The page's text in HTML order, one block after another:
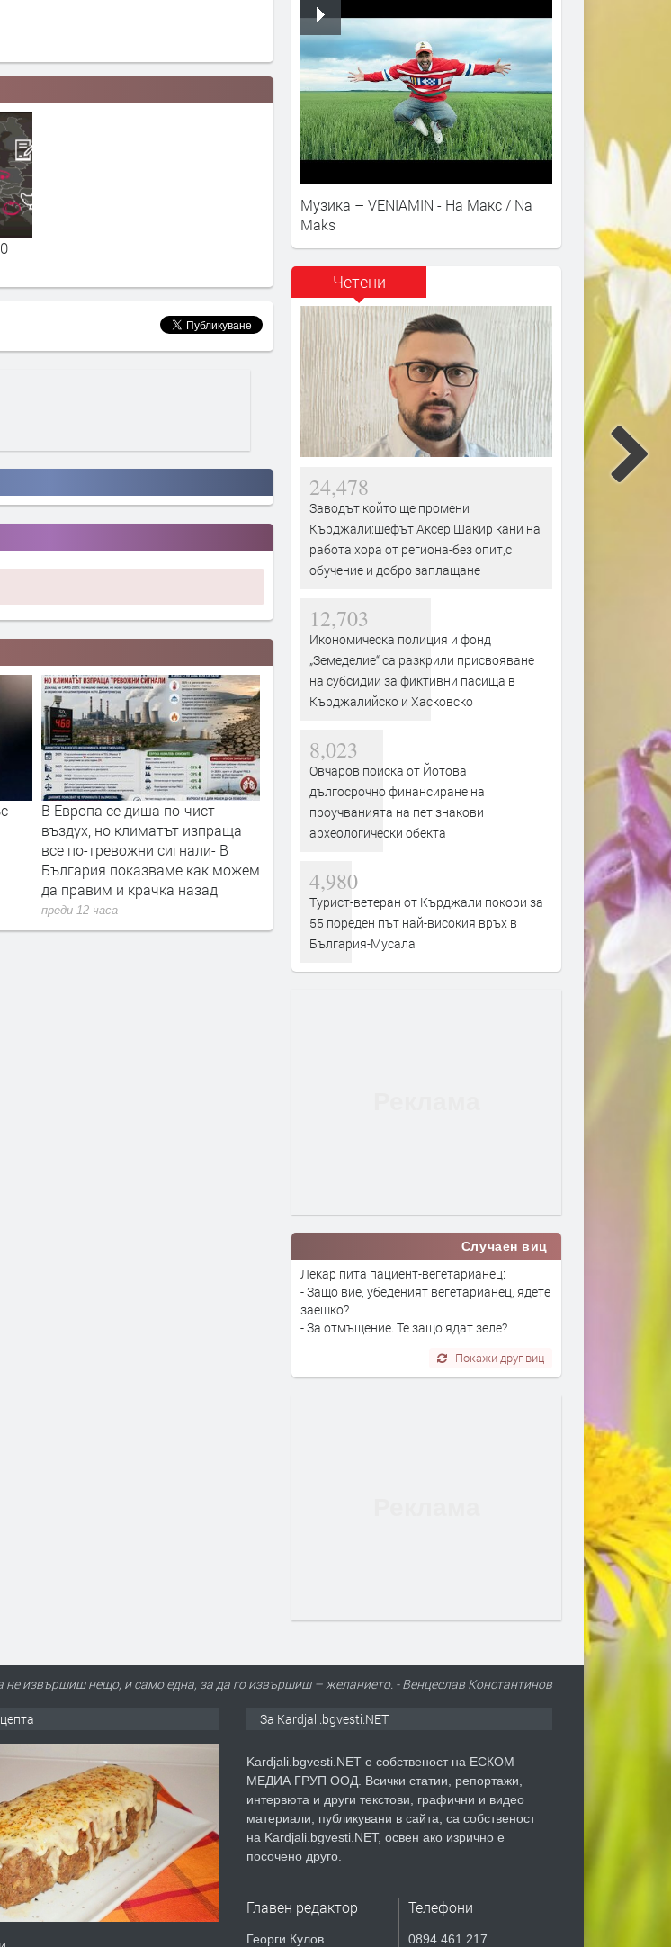
В Европа се диша по-чист
въздух, но климатът изпраща
все по-тревожни сигнали- В
България показваме как можем
да правим и крачка назад
преди 12 часа
Турция взима 33% от
проучванията за нефт и газ в
море. Какво значи това
преди 12 часа
Първите бели щъркели
Музика – VENIAMIN - На Макс / Na
Maks
Четени
24,478
Заводът който ще промени
Кърджали:шефът Аксер Шакир кани на
работа хора от региона-без опит,с
обучение и добро заплащане
12,703
Икономическа полиция и фонд
„Земеделие“ са разкрили присвояване
на субсидии за фиктивни пасища в
Кърджалийско и Хасковско
8,023
Овчаров поиска от Йотова
дългосрочно финансиране на
проучванията на пет знакови
археологически обекта
4,980
Турист-ветеран от Кърджали покори за
55 пореден път най-високия връх в
България-Мусала
Случаен виц
Лекар пита пациент-вегетарианец:
- Защо вие, убеденият вегетарианец, ядете
заешко?
- За отмъщение. Те защо ядат зеле?
Покажи друг виц
не извършиш нещо, и само една, за да го извършиш – желанието. - Венцеслав Константинов
За Kardjali.bgvesti.NET
Kardjali.bgvesti.NET е собственост на ЕСКОМ
МЕДИА ГРУП ООД. Всички статии, репортажи,
интервюта и други текстови, графични и видео
материали, публикувани в сайта, са собственост
на Kardjali.bgvesti.NET, освен ако изрично е
посочено друго.
Главен редактор
Георги Кулов
Телефони
0894 461 217